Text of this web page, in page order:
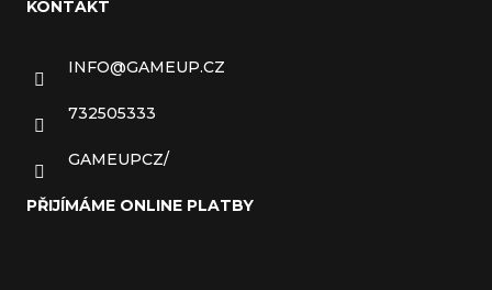
KONTAKT
INFO@GAMEUP.CZ
732505333
GAMEUPCZ/
PŘIJÍMÁME ONLINE PLATBY